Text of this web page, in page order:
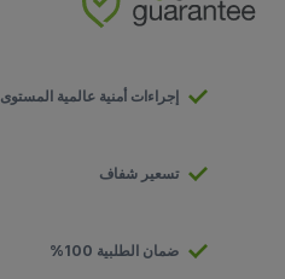
إجراءات أمنية عالمية المستوى
تسعير شفاف
ضمان الطلبية 100%